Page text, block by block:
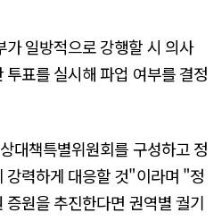
일방적으로 강행할 시 의사
표를 실시해 파업 여부를 결정
대책특별위원회를 구성하고 정
강력하게 대응할 것"이라며 "정
원을 추진한다면 권역별 궐기